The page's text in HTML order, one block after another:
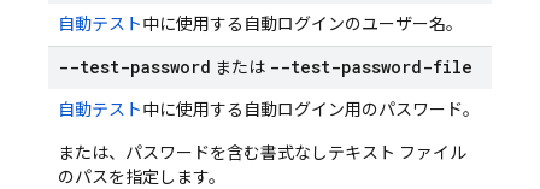
自動テスト中に使用する自動ログインのユーザー名。
--test-password または --test-password-file
自動テスト中に使用する自動ログイン用のパスワード。
または、パスワードを含む書式なしテキスト ファイル
のパスを指定します。